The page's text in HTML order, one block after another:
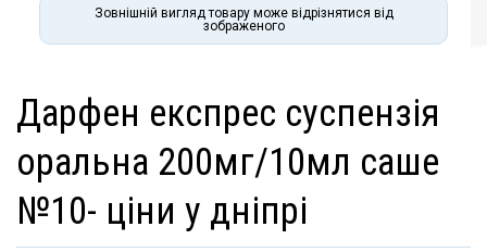
Зовнішній вигляд товару може відрізнятися від
зображеного
дарфен експрес суспензія
оральна 200мг/10мл саше
№10- ціни у дніпрі